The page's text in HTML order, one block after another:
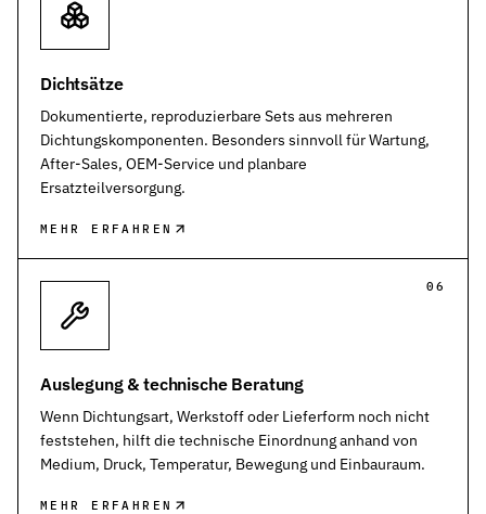
Dichtsätze
Dokumentierte, reproduzierbare Sets aus mehreren
Dichtungskomponenten. Besonders sinnvoll für Wartung,
After-Sales, OEM-Service und planbare
Ersatzteilversorgung.
MEHR ERFAHREN
06
Auslegung & technische Beratung
Wenn Dichtungsart, Werkstoff oder Lieferform noch nicht
feststehen, hilft die technische Einordnung anhand von
Medium, Druck, Temperatur, Bewegung und Einbauraum.
MEHR ERFAHREN